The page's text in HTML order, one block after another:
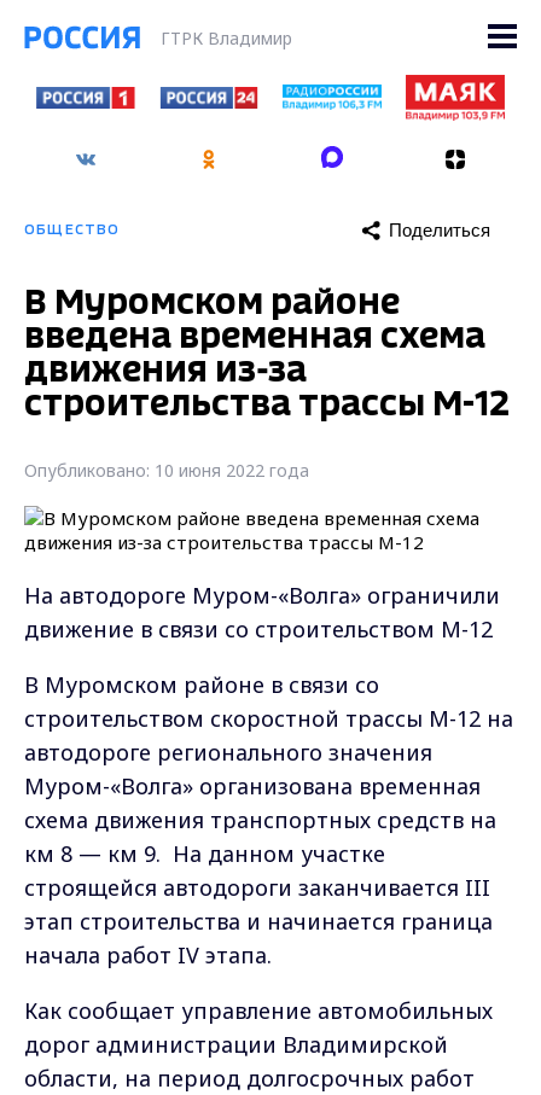
ГТРК Владимир
ОБЩЕСТВО Поделиться
В Муромском районе
введена временная схема
движения из-за
строительства трассы М-12
Опубликовано: 10 июня 2022 года
На автодороге Муром-«Волга» ограничили
движение в связи со строительством М-12
В Муромском районе в связи со
строительством скоростной трассы М-12 на
автодороге регионального значения
Муром-«Волга» организована временная
схема движения транспортных средств на
км 8 — км 9. На данном участке
строящейся автодороги заканчивается III
этап строительства и начинается граница
начала работ IV этапа.
Как сообщает управление автомобильных
дорог администрации Владимирской
области, на период долгосрочных работ